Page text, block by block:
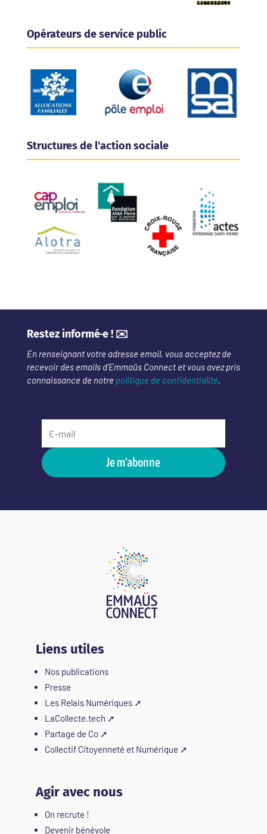
Opérateurs de service public
Structures de l'action sociale
Restez informé·e ! ✉️
En renseignant votre adresse email, vous acceptez de
recevoir des emails d’Emmaüs Connect et vous avez pris
connaissance de notre politique de confidentialité.
Je m'abonne
Liens utiles
Nos publications
Presse
Les Relais Numériques➚
LaCollecte.tech ➚
Partage de Co➚
Collectif Citoyenneté et Numérique ➚
Agir avec nous
On recrute !
Devenir bénévole